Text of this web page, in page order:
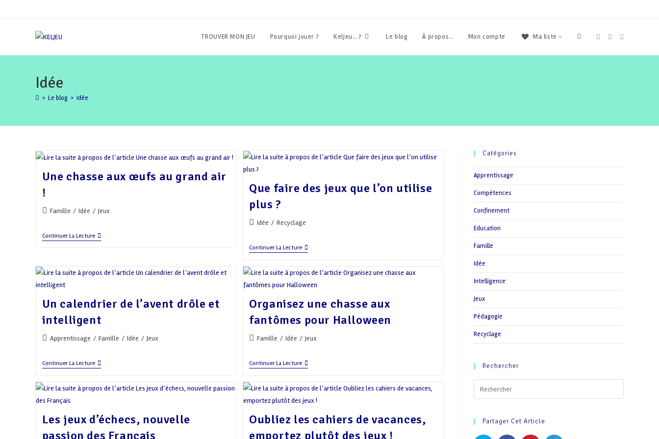
TROUVER MON JEU Pourquoi jouer ? Keljeu… ? Le blog À propos… Mon compte Ma liste - Toggle
Idée
> Le blog > Idée
Une chasse aux œufs au grand air
!
PostFamille / Idée / Jeux
Continuer La LectureUne
Chasse
Grand
Que faire des jeux que l’on utilise
plus ?
PostIdée / Recyclage
Continuer La LectureQue
Faire
Jeux
L’on
Plus
?
Un calendrier de l’avent drôle et
intelligent
PostApprentissage / Famille / Idée / Jeux
Continuer La LectureUn
Calendrier
L’avent
Organisez une chasse aux
fantômes pour Halloween
PostFamille / Idée / Jeux
Continuer La LectureOrganisez
Une
Aux
Pour
Les jeux d’échecs, nouvelle
passion des Français
Oubliez les cahiers de vacances,
emportez plutôt des jeux !
Catégories
Apprentissage
Compétences
Confinement
Education
Famille
Idée
Intelligence
Jeux
Pédagogie
Recyclage
Rechercher
Partager Cet Article